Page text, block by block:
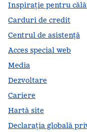
Inspirație pentru
Carduri de credit
Centrul de asistență
Acces special web
Media
Dezvoltare
Cariere
Hartă site
Declarația globală